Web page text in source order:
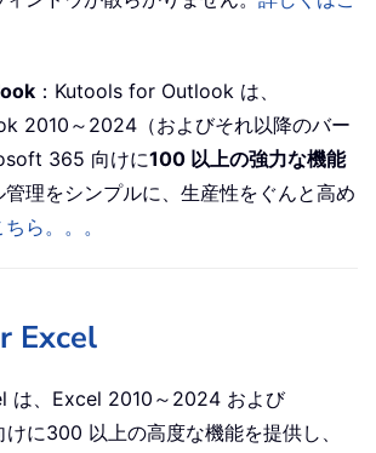
：Kutools for Outlook は、
2010～2024（およびそれ以降のバー
365 向けに100 以上の強力な機能
理をシンプルに、生産性をぐんと高め
ら。。。
Excel
は、Excel 2010～2024 および
に300 以上の高度な機能を提供し、